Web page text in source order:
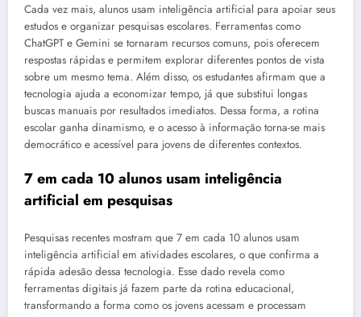
Cada vez mais, alunos usam inteligência artificial para apoiar seus
estudos e organizar pesquisas escolares. Ferramentas como
ChatGPT e Gemini se tornaram recursos comuns, pois oferecem
respostas rápidas e permitem explorar diferentes pontos de vista
sobre um mesmo tema. Além disso, os estudantes afirmam que a
tecnologia ajuda a economizar tempo, já que substitui longas
buscas manuais por resultados imediatos. Dessa forma, a rotina
escolar ganha dinamismo, e o acesso à informação torna-se mais
democrático e acessível para jovens de diferentes contextos.
7 em cada 10 alunos usam inteligência
artificial em pesquisas
Pesquisas recentes mostram que 7 em cada 10 alunos usam
inteligência artificial em atividades escolares, o que confirma a
rápida adesão dessa tecnologia. Esse dado revela como
ferramentas digitais já fazem parte da rotina educacional,
transformando a forma como os jovens acessam e processam